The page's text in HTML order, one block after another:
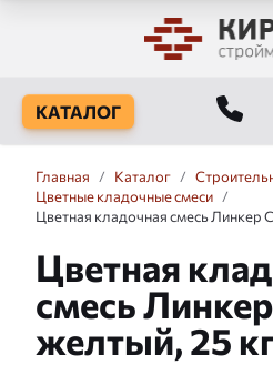
КАТАЛОГ
Главная / Каталог /
Цветные кладочные смеси /
Цветная кладочная смесь Линкер
Цветная
смесь
желтый, 25